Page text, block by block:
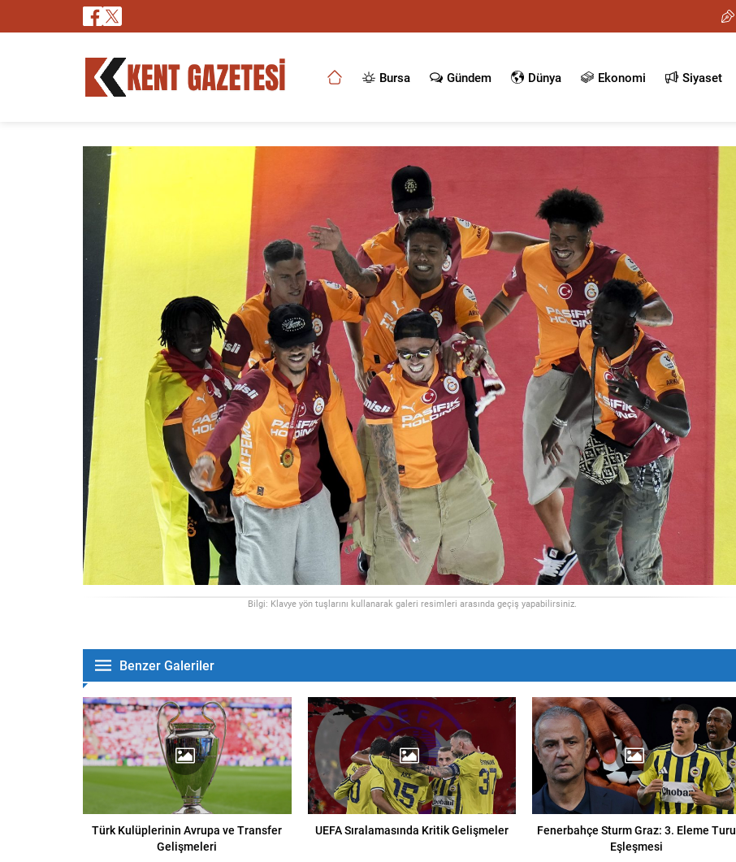
Bursa Gündem Dünya Ekonomi Siyaset
Bilgi: Klavye yön tuşlarını kullanarak galeri resimleri arasında geçiş yapabilirsiniz.
Benzer Galeriler
Türk Kulüplerinin Avrupa ve Transfer
Gelişmeleri
UEFA Sıralamasında Kritik Gelişmeler
Fenerbahçe Sturm Graz: 3. Eleme Turu
Eşleşmesi